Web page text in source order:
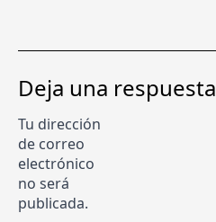
Deja una respuesta
Tu dirección
de correo
electrónico
no será
publicada.